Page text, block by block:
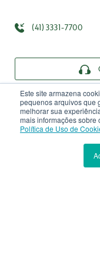
Este site armazena
pequenos arquivos que
melhorar sua
mais informações sobre
Política de Uso de
INSCREVA-SE
(41) 3331-7700